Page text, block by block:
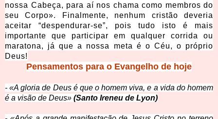
nossa Cabeça, para aí nos chama como membros do
seu Corpo». Finalmente, nenhum cristão deveria
aceitar “despendurar-se”, pois tudo isto é mais
importante que participar em qualquer corrida ou
maratona, já que a nossa meta é o Céu, o próprio
Deus!
Pensamentos para o Evangelho de hoje
- «A gloria de Deus é que o homem viva, e a vida do homem
é a visão de Deus» (Santo Ireneu de Lyon)